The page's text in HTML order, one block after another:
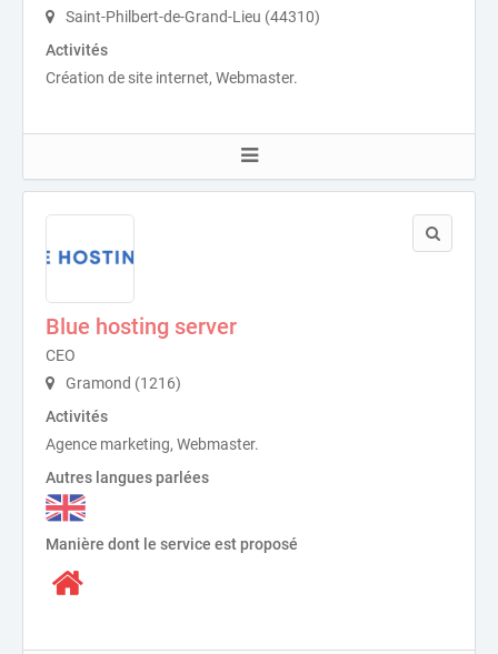
Saint-Philbert-de-Grand-Lieu (44310)
Activités
Création de site internet, Webmaster.
Blue hosting server
CEO
Gramond (1216)
Activités
Agence marketing, Webmaster.
Autres langues parlées
Manière dont le service est proposé